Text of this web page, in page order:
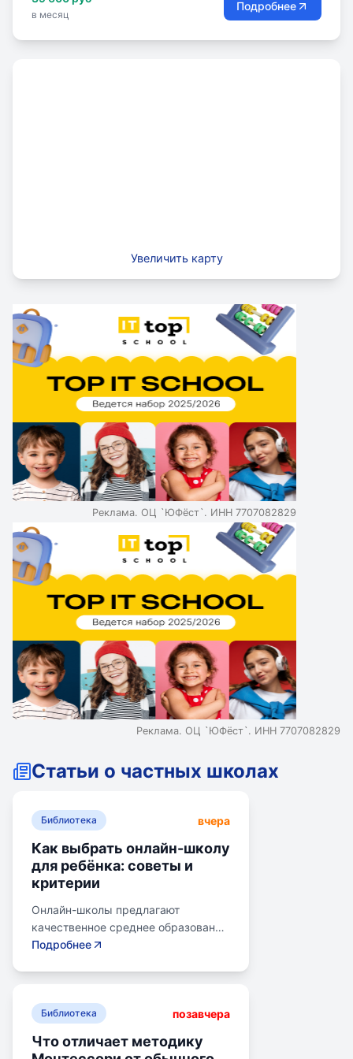
в месяц
Подробнее
Увеличить карту
Реклама. ОЦ `ЮФёст`. ИНН 7707082829
Реклама. ОЦ `ЮФёст`. ИНН 7707082829
Статьи о частных школах
Библиотека вчера
Как выбрать онлайн-школу
для ребёнка: советы и
критерии
Онлайн-школы предлагают
качественное среднее образование
без привязки к району. Важно
предпочитаемую нагрузку. Важно
получить аттестат для поступления
Подробнее
Библиотека позавчера
Что отличает методику